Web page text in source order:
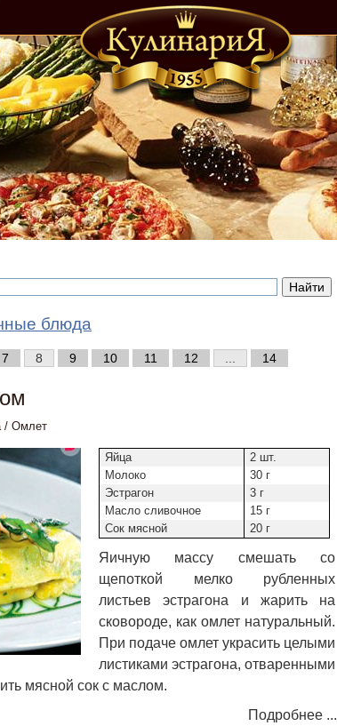
блюда
7 8 9 10 11 12 14
/ Омлет
Яйца
2 шт.
Молоко
30 г
Эстрагон
3 г
Масло сливочное
15 г
Сок мясной
20 г
Яичную массу смешать со
щепоткой мелко рубленных
листьев эстрагона и жарить на
сковороде, как омлет натуральный.
При подаче омлет украсить целыми
листиками эстрагона, отваренными
мясной сок с маслом.
Подробнее ...